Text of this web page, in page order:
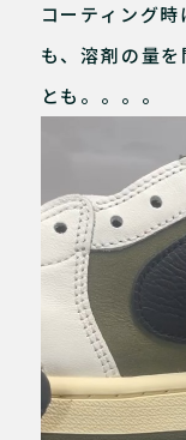
コーティング
も、溶剤の量
とも。。。。